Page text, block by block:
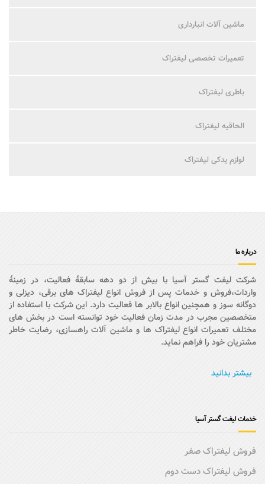
ماشین آلات انبارداری
تعمیرات تخصصی لیفتراک
باطری لیفتراک
الحاقیه لیفتراک
لوازم یدکی لیفتراک
درباره ما
شرکت لیفت گستر آسیا با بیش از دو دهه سابقۀ فعالیت، در زمینۀ
واردات،فروش و خدمات پس از فروش انواع لیفتراک های برقی، دیزلی و
دوگانه سوز و همچنین انواع بالابر ها فعالیت دارد. این شرکت با استفاده از
متخصصین مجرب در مدت زمان فعالیت خود توانسته است در بخش های
مختلف تعمیرات انواع لیفتراک ها و ماشین آلات راهسازی، رضایت خاطر
مشتریان خود را فراهم نماید.
بیشتر بدانید
خدمات لیفت گستر آسیا
فروش لیفتراک صفر
فروش لیفتراک دست دوم